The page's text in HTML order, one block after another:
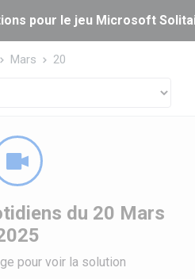
pour le jeu Microsoft
Mars 20
du 20 Mars
pour voir la solution